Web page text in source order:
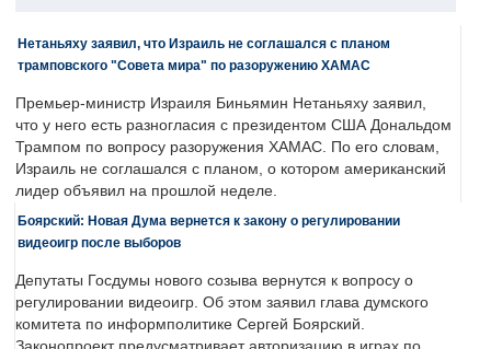
Нетаньяху заявил, что Израиль не соглашался с планом
трамповского "Совета мира" по разоружению ХАМАС
Премьер-министр Израиля Биньямин Нетаньяху заявил,
что у него есть разногласия с президентом США Дональдом
Трампом по вопросу разоружения ХАМАС. По его словам,
Израиль не соглашался с планом, о котором американский
лидер объявил на прошлой неделе.
Боярский: Новая Дума вернется к закону о регулировании
видеоигр после выборов
Депутаты Госдумы нового созыва вернутся к вопросу о
регулировании видеоигр. Об этом заявил глава думского
комитета по информполитике Сергей Боярский.